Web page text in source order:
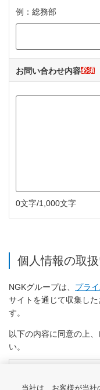
例：総務部
お問い合わせ内容必須
0文字/1,000文字
個人情報の取
NGKグループは、 プラ
新規ウィンドウを開きま
サイトを通じて収集し
す。
以下の内容に同意の上
い。
新規ウィンドウを開き
新規ウィンドウを開き
み、内容を理解し同
当社は、お客様が当